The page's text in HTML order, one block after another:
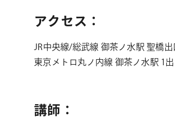
アクセス：
JR中央線/総武線 御茶ノ水駅 聖橋
東京メトロ丸ノ内線 御茶ノ水駅 1
講師：